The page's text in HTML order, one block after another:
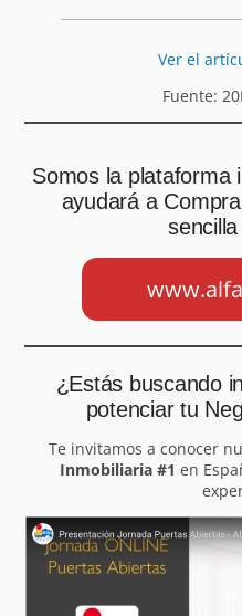
Ver el
Fuente:
Somos la plataforma
ayudará a
¿Estás buscando
potenciar tu
Te invitamos a conocer
Inmobiliaria #1 en